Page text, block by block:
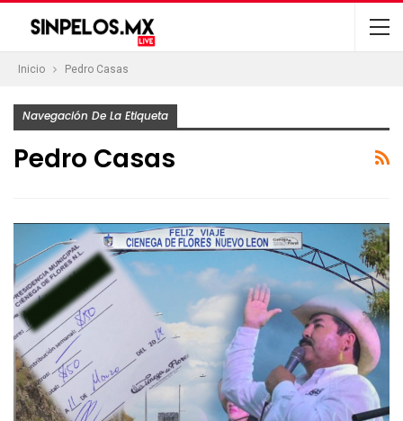
Inicio Pedro Casas
Navegación De La Etiqueta
Pedro Casas